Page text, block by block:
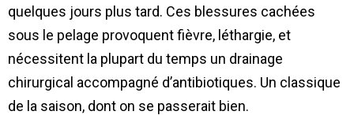
quelques jours plus tard. Ces blessures cachées
sous le pelage provoquent fièvre, léthargie, et
nécessitent la plupart du temps un drainage
chirurgical accompagné d’antibiotiques. Un classique
de la saison, dont on se passerait bien.